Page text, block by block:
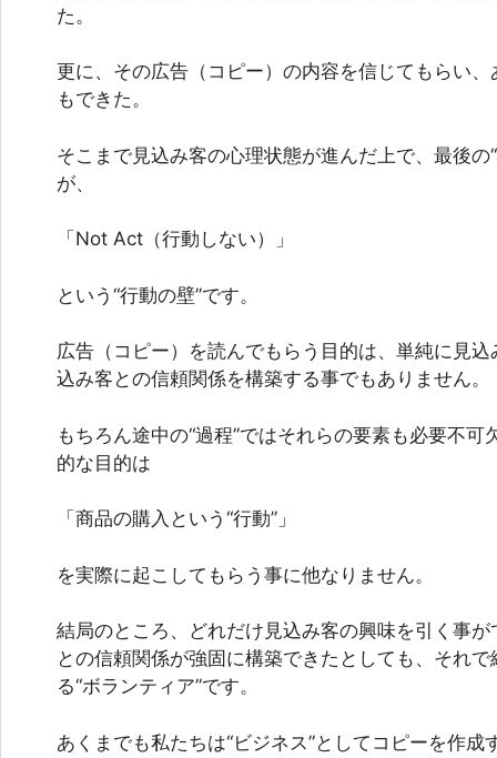
た。
更に、その広告（コピー）の内容を信じてもらい
もできた。
そこまで見込み客の心理状態が進んだ上で、最後の
が、
「Not Act（行動しない）」
という“行動の壁”です。
広告（コピー）を読んでもらう目的は、単純に見
込み客との信頼関係を構築する事でもありません。
もちろん途中の“過程”ではそれらの要素も必要不
的な目的は
「商品の購入という“行動”」
を実際に起こしてもらう事に他なりません。
結局のところ、どれだけ見込み客の興味を引く事
との信頼関係が強固に構築できたとしても、それ
る“ボランティア”です。
あくまでも私たちは“ビジネス”としてコピーを作